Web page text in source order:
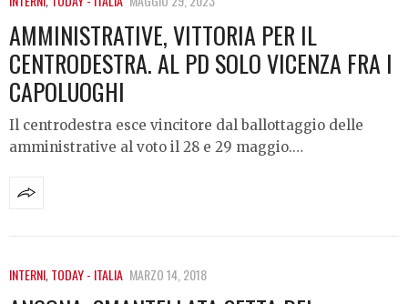
AMMINISTRATIVE, VITTORIA PER IL
CENTRODESTRA. AL PD SOLO VICENZA FRA I
CAPOLUOGHI
Il centrodestra esce vincitore dal ballottaggio delle
amministrative al voto il 28 e 29 maggio.…
INTERNI,TODAY - ITALIA MARZO 14, 2018